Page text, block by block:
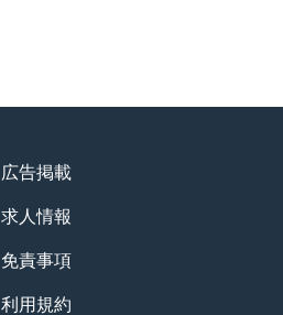
広告掲載
求人情報
免責事項
利用規約